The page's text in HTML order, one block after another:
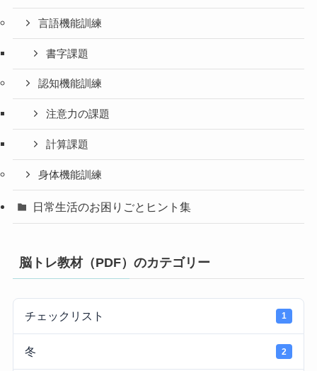
言語機能訓練
書字課題
認知機能訓練
注意力の課題
計算課題
身体機能訓練
日常生活のお困りごとヒント集
脳トレ教材（PDF）のカテゴリー
チェックリスト 1
冬 2